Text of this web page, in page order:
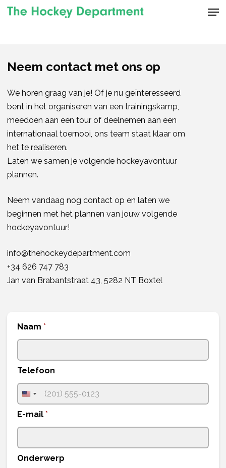
Skip
Neem contact met ons op
We horen graag van je! Of je nu geïnteresseerd
bent in het organiseren van een trainingskamp, ​​
meedoen aan een tour of deelnemen aan een
internationaal toernooi, ons team staat klaar om
het te realiseren.
Laten we samen je volgende hockeyavontuur
plannen.
Neem vandaag nog contact op en laten we
beginnen met het plannen van jouw volgende
hockeyavontuur!
info@thehockeydepartment.com
+34 626 747 783
Jan van Brabantstraat 43, 5282 NT Boxtel
Naam *
Telefoon
U
n
i
E-mail *
Onderwerp